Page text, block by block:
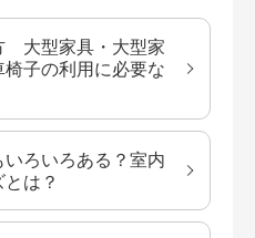
大型家具・大型家
子の利用に必要な
いろいろある？室内
は？